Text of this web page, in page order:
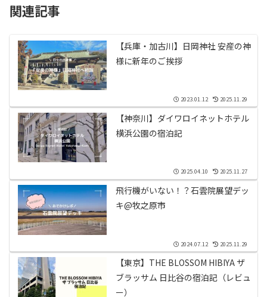
関連記事
【兵庫・加古川】日岡神社 安産の神
様に新年のご挨拶
2023.01.12 2025.11.29
【神奈川】ダイワロイネットホテル
横浜公園の宿泊記
2025.04.10 2025.11.27
飛行機がいない！？石雲院展望デッ
キ@牧之原市
2024.07.12 2025.11.29
【東京】THE BLOSSOM HIBIYA ザ
ブラッサム 日比谷の宿泊記（レビュ
ー）